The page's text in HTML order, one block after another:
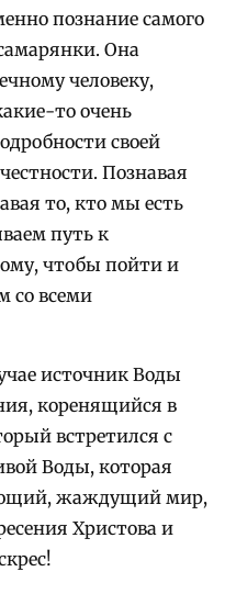
познание самого
Она
человеку,
то очень
своей
Познавая
то, кто мы есть
путь к
чтобы пойти и
со всеми
источник Воды
коренящийся в
встретился с
Воды, которая
жаждущий мир,
Христова и